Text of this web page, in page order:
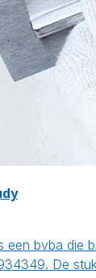
een bvba die
De